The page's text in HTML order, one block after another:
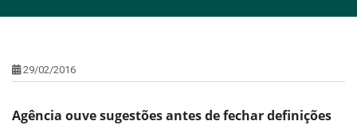
29/02/2016
Agência ouve sugestões antes de fechar definições